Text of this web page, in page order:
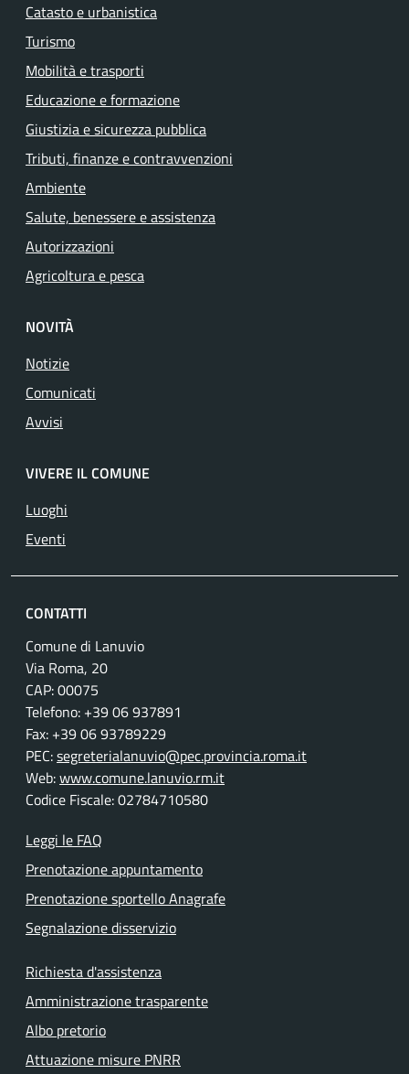
Catasto e urbanistica
Turismo
Mobilità e trasporti
Educazione e formazione
Giustizia e sicurezza pubblica
Tributi, finanze e contravvenzioni
Ambiente
Salute, benessere e assistenza
Autorizzazioni
Agricoltura e pesca
NOVITÀ
Notizie
Comunicati
Avvisi
VIVERE IL COMUNE
Luoghi
Eventi
CONTATTI
Comune di Lanuvio
Via Roma, 20
CAP: 00075
Telefono: +39 06 937891
Fax: +39 06 93789229
PEC:segreterialanuvio@pec.provincia.roma.it
Web:www.comune.lanuvio.rm.it
Codice Fiscale: 02784710580
Leggi le FAQ
Prenotazione appuntamento
Prenotazione sportello Anagrafe
Segnalazione disservizio
Richiesta d'assistenza
Amministrazione trasparente
Albo pretorio
Attuazione misure PNRR